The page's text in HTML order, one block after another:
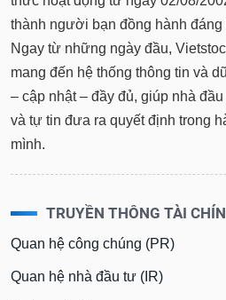
thành người bạn đồng hành
Ngay từ những ngày đầu,
mang đến hệ thống thông tin và
– cập nhật – đầy đủ, giúp nhà
và tự tin đưa ra quyết định trong
mình.
TRUYỀN THÔNG TÀI
Quan hệ công chúng (PR)
Quan hệ nhà đầu tư (IR)